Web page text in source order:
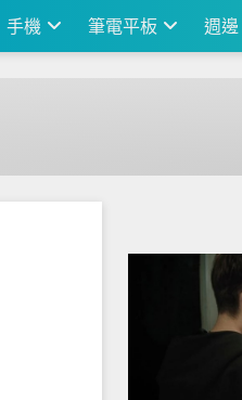
手機 筆電平板 週邊